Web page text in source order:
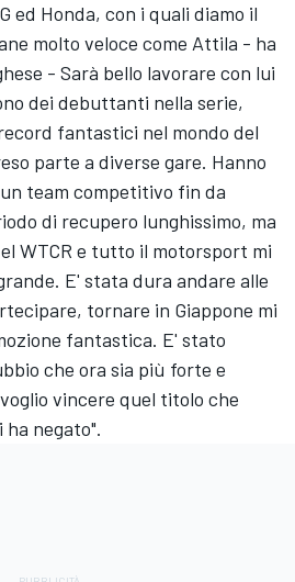
ed Honda, con i quali diamo il
molto veloce come Attila - ha
- Sarà bello lavorare con lui
dei debuttanti nella serie,
fantastici nel mondo del
parte a diverse gare. Hanno
team competitivo fin da
di recupero lunghissimo, ma
WTCR e tutto il motorsport mi
E' stata dura andare alle
tornare in Giappone mi
fantastica. E' stato
che ora sia più forte e
vincere quel titolo che
ha negato".